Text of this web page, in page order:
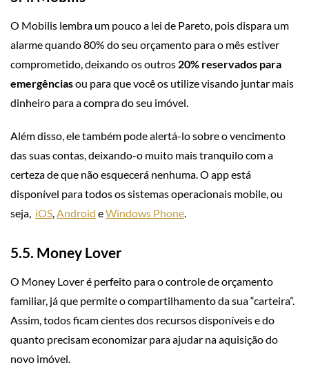
O Mobilis lembra um pouco a lei de Pareto, pois dispara um
alarme quando 80% do seu orçamento para o mês estiver
comprometido, deixando os outros 20% reservados para
emergênciasou para que você os utilize visando juntar mais
dinheiro para a compra do seu imóvel.
Além disso, ele também pode alertá-lo sobre o vencimento
das suas contas, deixando-o muito mais tranquilo com a
certeza de que não esquecerá nenhuma. O app está
disponível para todos os sistemas operacionais mobile, ou
seja, iOS,Android eWindows Phone.
5.5. Money Lover
O Money Lover é perfeito para o controle de orçamento
familiar, já que permite o compartilhamento da sua “carteira”.
Assim, todos ficam cientes dos recursos disponíveis e do
quanto precisam economizar para ajudar na aquisição do
novo imóvel.